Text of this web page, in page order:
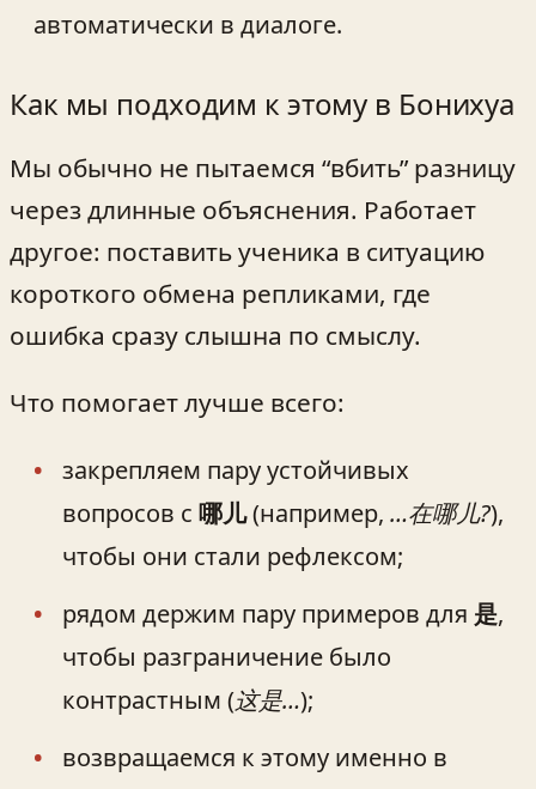
автоматически в диалоге.
Как мы подходим к этому в Бонихуа
Мы обычно не пытаемся “вбить” разницу
через длинные объяснения. Работает
другое: поставить ученика в ситуацию
короткого обмена репликами, где
ошибка сразу слышна по смыслу.
Что помогает лучше всего:
закрепляем пару устойчивых
вопросов с 哪儿(например, …在哪儿?),
чтобы они стали рефлексом;
рядом держим пару примеров для 是,
чтобы разграничение было
контрастным (这是…);
возвращаемся к этому именно в